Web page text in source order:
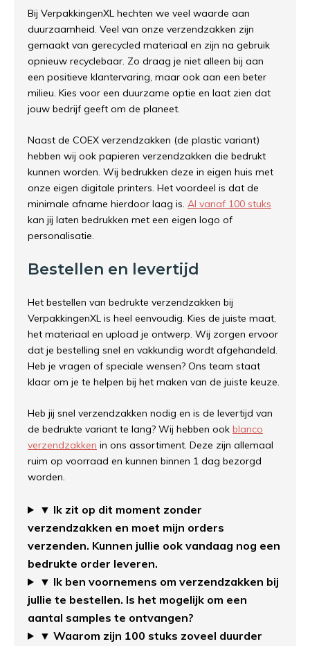
Bij VerpakkingenXL hechten we veel waarde aan
duurzaamheid. Veel van onze verzendzakken zijn
gemaakt van gerecycled materiaal en zijn na gebruik
opnieuw recyclebaar. Zo draag je niet alleen bij aan
een positieve klantervaring, maar ook aan een beter
milieu. Kies voor een duurzame optie en laat zien dat
jouw bedrijf geeft om de planeet.
Naast de COEX verzendzakken (de plastic variant)
hebben wij ook papieren verzendzakken die bedrukt
kunnen worden. Wij bedrukken deze in eigen huis met
onze eigen digitale printers. Het voordeel is dat de
minimale afname hierdoor laag is. Al vanaf 100 stuks
kan jij laten bedrukken met een eigen logo of
personalisatie.
Bestellen en levertijd
Het bestellen van bedrukte verzendzakken bij
VerpakkingenXL is heel eenvoudig. Kies de juiste maat,
het materiaal en upload je ontwerp. Wij zorgen ervoor
dat je bestelling snel en vakkundig wordt afgehandeld.
Heb je vragen of speciale wensen? Ons team staat
klaar om je te helpen bij het maken van de juiste keuze.
Heb jij snel verzendzakken nodig en is de levertijd van
de bedrukte variant te lang? Wij hebben ook blanco
verzendzakken in ons assortiment. Deze zijn allemaal
ruim op voorraad en kunnen binnen 1 dag bezorgd
worden.
▼ Ik zit op dit moment zonder
verzendzakken en moet mijn orders
verzenden. Kunnen jullie ook vandaag nog een
bedrukte order leveren.
▼ Ik ben voornemens om verzendzakken bij
jullie te bestellen. Is het mogelijk om een
aantal samples te ontvangen?
▼ Waarom zijn 100 stuks zoveel duurder